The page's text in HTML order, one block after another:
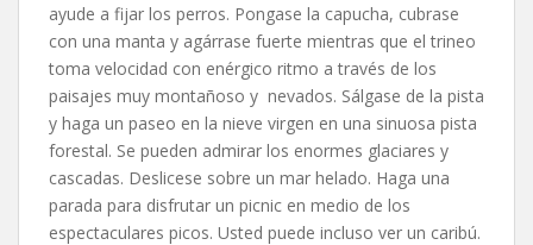
ayude a fijar los perros. Pongase la capucha, cubrase
con una manta y agárrase fuerte mientras que el trineo
toma velocidad con enérgico ritmo a través de los
paisajes muy montañoso y nevados. Sálgase de la pista
y haga un paseo en la nieve virgen en una sinuosa pista
forestal. Se pueden admirar los enormes glaciares y
cascadas. Deslicese sobre un mar helado. Haga una
parada para disfrutar un picnic en medio de los
espectaculares picos. Usted puede incluso ver un caribú.